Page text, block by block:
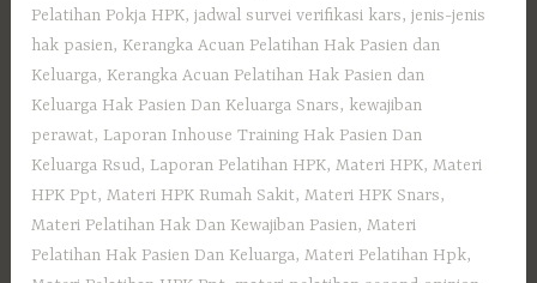
Pelatihan Pokja HPK,jadwal survei verifikasi kars,jenis-jenis
hak pasien, Kerangka Acuan Pelatihan Hak Pasien dan
Keluarga, Kerangka Acuan Pelatihan Hak Pasien dan
Keluarga Hak Pasien Dan Keluarga Snars, kewajiban
perawat, Laporan Inhouse Training Hak Pasien Dan
Keluarga Rsud, Laporan Pelatihan HPK,Materi HPK,Materi
HPK Ppt,Materi HPK Rumah Sakit,Materi HPK Snars,
Materi Pelatihan Hak Dan Kewajiban Pasien,Materi
Pelatihan Hak Pasien Dan Keluarga,Materi Pelatihan Hpk,